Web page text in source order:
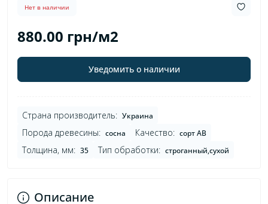
Нет в наличии
880.00 грн/м2
Уведомить о наличии
Страна производитель: Украина
Порода древесины: сосна Качество: сорт AB
Толщина, мм: 35 Тип обработки: строганный,сухой
Описание